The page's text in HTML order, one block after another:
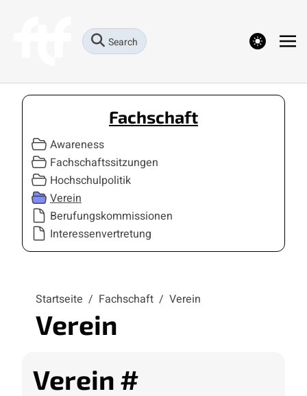
Search theme switcher
Fachschaft
Awareness
Fachschaftssitzungen
Hochschulpolitik
Verein
Berufungskommissionen
Interessenvertretung
Startseite / Fachschaft / Verein
Verein
Verein #